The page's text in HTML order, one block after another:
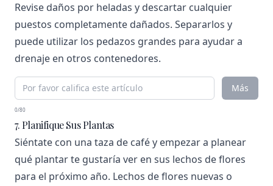
Revise daños por heladas y descartar cualquier
puestos completamente dañados. Separarlos y
puede utilizar los pedazos grandes para ayudar a
drenaje en otros contenedores.
Más
0/80
7. Planifique Sus Plantas
Siéntate con una taza de café y empezar a planear
qué plantar te gustaría ver en sus lechos de flores
para el próximo año. Lechos de flores nuevas o